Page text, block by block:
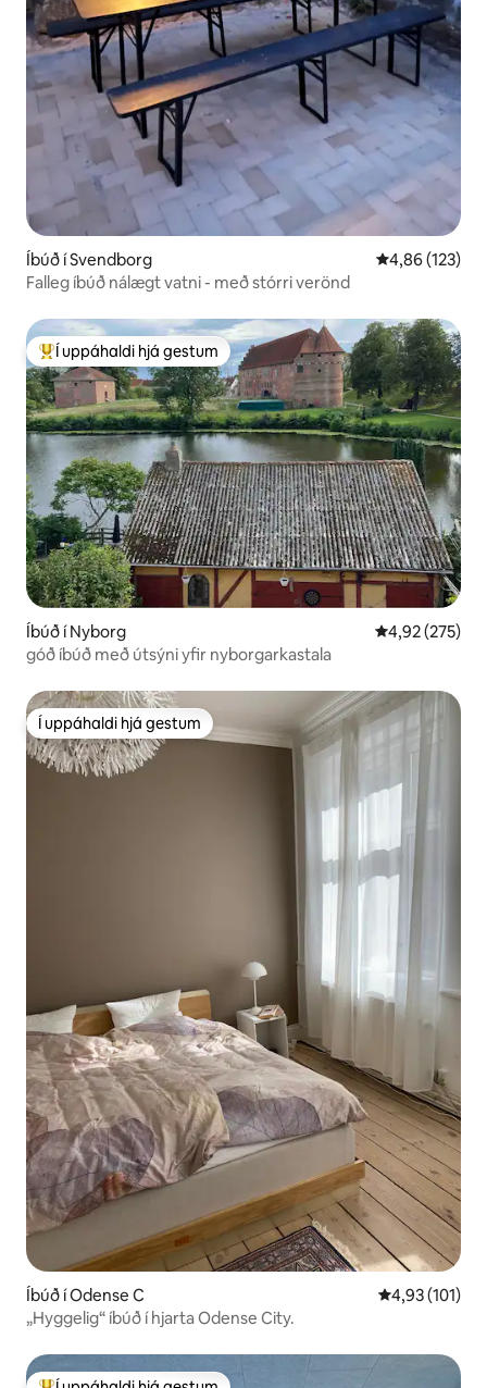
Íbúð í Svendborg 4,86 af 5 í
4,86 (123)
Falleg íbúð nálægt vatni - með stórri verönd
Í mestu uppáhaldi hjá gestum
Í uppáhaldi hjá gestum
Íbúð í Nyborg 4,92 af 5 í
4,92 (275)
góð íbúð með útsýni yfir nyborgarkastala
Í uppáhaldi hjá gestum
Í uppáhaldi hjá gestum
Íbúð í Odense C 4,93 af 5 í
4,93 (101)
„Hyggelig“ íbúð í hjarta Odense City.